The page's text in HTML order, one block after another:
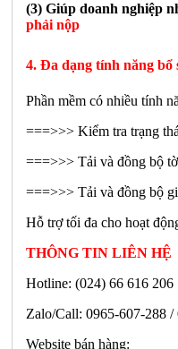
(3) Giúp doanh nghiệp
phải nộp
4. Đa dạng tính năng bổ
Phần mềm có nhiều tính
===>>> Kiểm tra trạng
===>>> Tải và đồng bộ
===>>> Tải và đồng bộ
Hỗ trợ tối đa cho hoạt
THÔNG TIN LIÊN HỆ
Hotline: (024) 66 616 206
Zalo/Call: 0965-607-288 /
Website bán hàng: